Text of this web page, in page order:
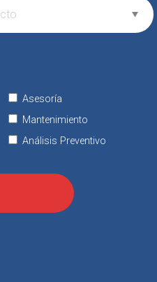
Asesoría
Mantenimiento
Análisis Preventivo